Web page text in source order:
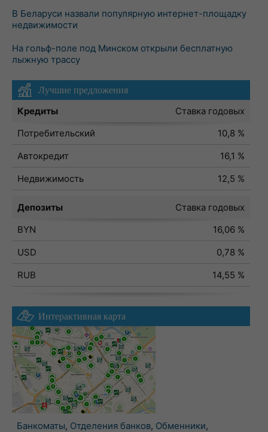
В Беларуси назвали популярную интернет-площадку
недвижимости
На гольф-поле под Минском открыли бесплатную
лыжную трассу
Лучшие предложения
Кредиты
Ставка годовых
Потребительский
10,8 %
Автокредит
16,1 %
Недвижимость
12,5 %
Депозиты
Ставка годовых
BYN
16,06 %
USD
0,78 %
RUB
14,55 %
Интерактивная карта
Банкоматы, Отделения банков, Обменники,